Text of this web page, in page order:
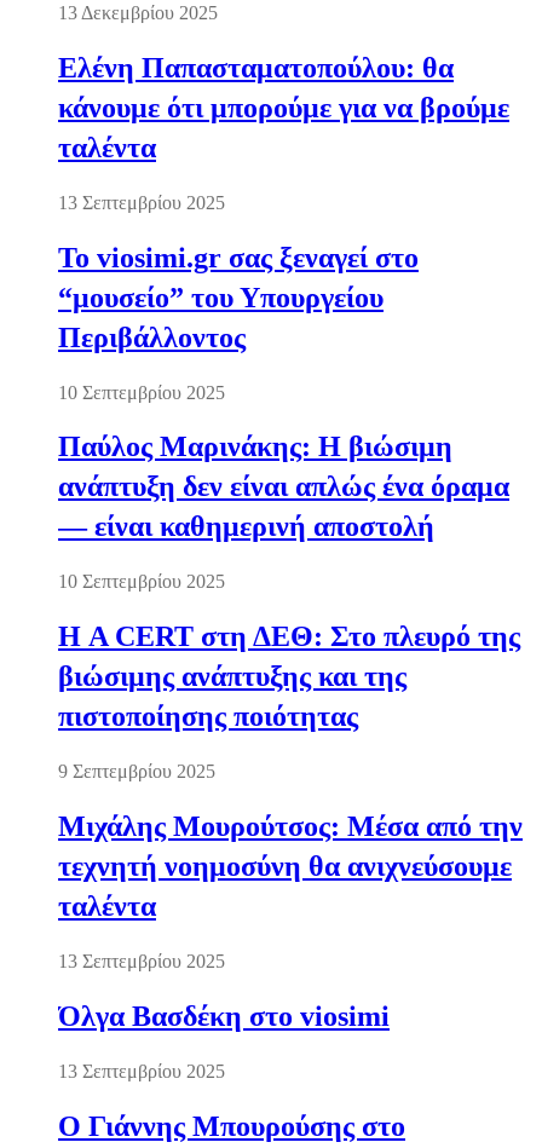
13 Δεκεμβρίου 2025
Ελένη Παπασταματοπούλου: θα
κάνουμε ότι μπορούμε για να βρούμε
ταλέντα
13 Σεπτεμβρίου 2025
Το viosimi.gr σας ξεναγεί στο
“μουσείο” του Υπουργείου
Περιβάλλοντος
10 Σεπτεμβρίου 2025
Παύλος Μαρινάκης: Η βιώσιμη
ανάπτυξη δεν είναι απλώς ένα όραμα
— είναι καθημερινή αποστολή
10 Σεπτεμβρίου 2025
Η A CERT στη ΔΕΘ: Στο πλευρό της
βιώσιμης ανάπτυξης και της
πιστοποίησης ποιότητας
9 Σεπτεμβρίου 2025
Μιχάλης Μουρούτσος: Μέσα από την
τεχνητή νοημοσύνη θα ανιχνεύσουμε
ταλέντα
13 Σεπτεμβρίου 2025
Όλγα Βασδέκη στο viosimi
13 Σεπτεμβρίου 2025
Ο Γιάννης Μπουρούσης στο